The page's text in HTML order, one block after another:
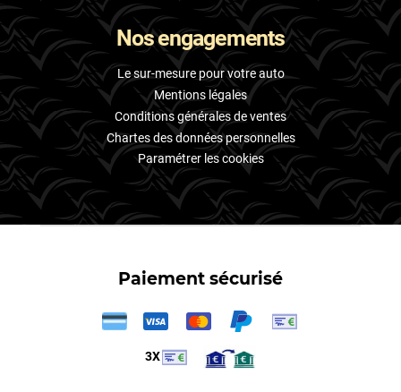
Nos engagements
Le sur-mesure pour votre auto
Mentions légales
Conditions générales de ventes
Chartes des données personnelles
Paramétrer les cookies
Paiement sécurisé
3X